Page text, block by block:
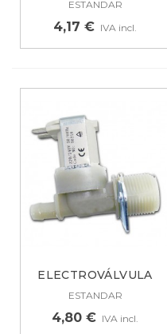
ESTANDAR
4,17 € IVA incl.
ELECTROVÁLVULA
PARA LAVADORA...
ESTANDAR
4,80 € IVA incl.